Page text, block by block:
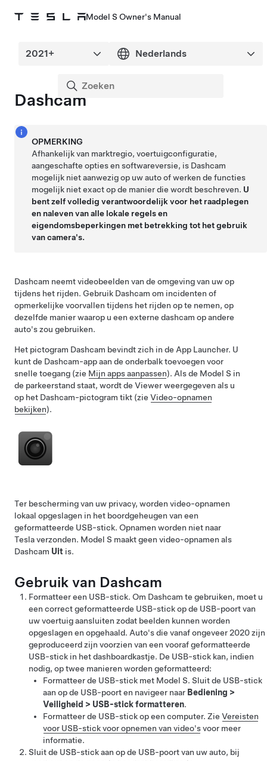
Model S Owner's Manual
Dashcam
OPMERKING
Afhankelijk van marktregio, voertuigconfiguratie,
aangeschafte opties en softwareversie, is Dashcam
mogelijk niet aanwezig op uw auto of werken de functies
mogelijk niet exact op de manier die wordt beschreven. U
bent zelf volledig verantwoordelijk voor het raadplegen
en naleven van alle lokale regels en
eigendomsbeperkingen met betrekking tot het gebruik
van camera's.
Dashcam neemt videobeelden van de omgeving van uw op
tijdens het rijden. Gebruik Dashcam om incidenten of
opmerkelijke voorvallen tijdens het rijden op te nemen, op
dezelfde manier waarop u een externe dashcam op andere
auto's zou gebruiken.
Het pictogram Dashcam bevindt zich in de App Launcher. U
kunt de Dashcam-app aan de onderbalk toevoegen voor
snelle toegang (zie Mijn apps aanpassen). Als de Model S in
de parkeerstand staat, wordt de Viewer weergegeven als u
op het Dashcam-pictogram tikt (zie Video-opnamen
bekijken).
Ter bescherming van uw privacy, worden video-opnamen
lokaal opgeslagen in het boordgeheugen van een
geformatteerde USB-stick. Opnamen worden niet naar
Tesla verzonden. Model S maakt geen video-opnamen als
Dashcam Uit is.
Gebruik van Dashcam
Formatteer een USB-stick. Om Dashcam te gebruiken, moet u
een correct geformatteerde USB-stick op de USB-poort van
uw voertuig aansluiten zodat beelden kunnen worden
opgeslagen en opgehaald. Auto's die vanaf ongeveer 2020 zijn
geproduceerd zijn voorzien van een vooraf geformatteerde
USB-stick in het dashboardkastje. De USB-stick kan, indien
nodig, op twee manieren worden geformatteerd:
Formatteer de USB-stick met Model S. Sluit de USB-stick
aan op de USB-poort en navigeer naar Bediening >
Veiligheid > USB-stick formatteren.
Formatteer de USB-stick op een computer. Zie Vereisten
voor USB-stick voor opnemen van video'svoor meer
informatie.
Sluit de USB-stick aan op de USB-poort van uw auto, bij